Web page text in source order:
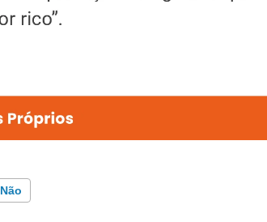
Não